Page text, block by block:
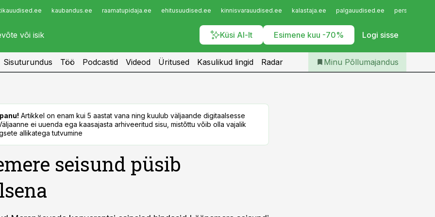
kaubandus.ee raamatupidaja.ee ehitusuudised.ee kinnisvarauudised.ee kalastaja.ee palgauudised.ee
Küsi AI-lt Esimene kuu -70% Logi sisse
Infopank
Iseteenindus
Telli Põllumajandus
Sisuturundus Töö Podcastid Videod Üritused Kasulikud lingid Radar Minu Põllumajandus
Artikkel on enam kui 5 aastat vana ning kuulub väljaande digitaalsesse
ei uuenda ega kaasajasta arhiveeritud sisu, mistõttu võib olla vajalik
allikatega tutvumine
seisund püsib